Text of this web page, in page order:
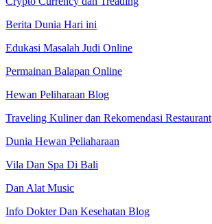
Berita Dunia Hari ini
Edukasi Masalah Judi Online
Permainan Balapan Online
Hewan Peliharaan Blog
Traveling Kuliner dan Rekomendasi Restaurant
Dunia Hewan Peliaharaan
Vila Dan Spa Di Bali
Dan Alat Music
Info Dokter Dan Kesehatan Blog